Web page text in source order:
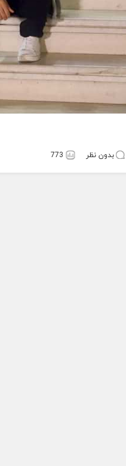
بدون نظر 773